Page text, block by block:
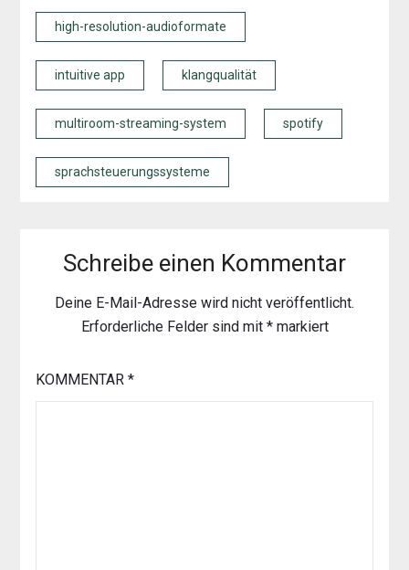
high-resolution-audioformate
intuitive app klangqualität
multiroom-streaming-system spotify
sprachsteuerungssysteme
Schreibe einen Kommentar
Deine E-Mail-Adresse wird nicht veröffentlicht.
Erforderliche Felder sind mit *markiert
KOMMENTAR *